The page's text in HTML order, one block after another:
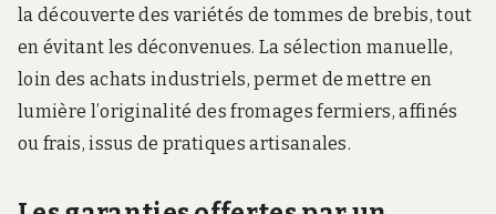
la découverte des variétés de tommes de brebis, tout
en évitant les déconvenues. La sélection manuelle,
loin des achats industriels, permet de mettre en
lumière l’originalité des fromages fermiers, affinés
ou frais, issus de pratiques artisanales.